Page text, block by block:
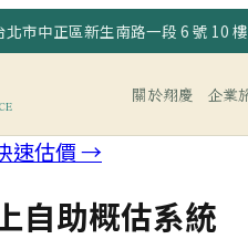
北市中正區新生南路一段 6 號 10
關於翔慶 企業
速估價 →
自助概估系統